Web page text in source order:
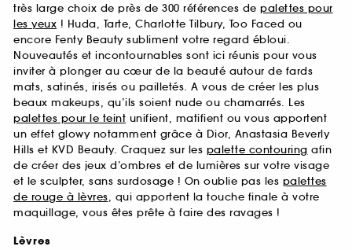
très large choix de près de 300 références de palettes pour
les yeux ! Huda, Tarte, Charlotte Tilbury, Too Faced ou
encore Fenty Beauty subliment votre regard ébloui.
Nouveautés et incontournables sont ici réunis pour vous
inviter à plonger au cœur de la beauté autour de fards
mats, satinés, irisés ou pailletés. A vous de créer les plus
beaux makeups, qu’ils soient nude ou chamarrés. Les
palettes pour le teint unifient, matifient ou vous apportent
un effet glowy notamment grâce à Dior, Anastasia Beverly
Hills et KVD Beauty. Craquez sur les palette contouring afin
de créer des jeux d’ombres et de lumières sur votre visage
et le sculpter, sans surdosage ! On oublie pas les palettes
de rouge à lèvres, qui apportent la touche finale à votre
maquillage, vous êtes prête à faire des ravages !
Lèvres